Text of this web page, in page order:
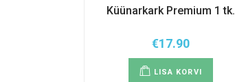
Küünarkark Premium 1 tk.
€17.90
LISA KORVI